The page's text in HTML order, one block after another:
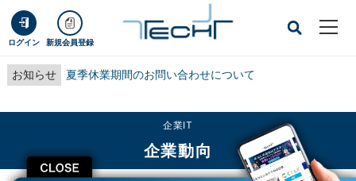
ログイン 新規会員登録
お知らせ 夏季休業期間のお問い合わせについて
CLOSE
企業IT
企業動向